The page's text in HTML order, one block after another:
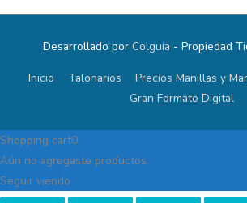
Desarrollado por Colguia - Propiedad
Inicio Talonarios Precios Manillas y
Gran Formato Digital
Shopping cart0
Aún no agregaste productos.
Seguir viendo